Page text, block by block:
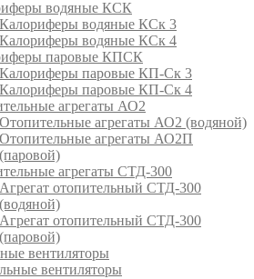
водяные КСК
Калориферы водяные КСк 3
Калориферы водяные КСк 4
паровые КПСК
Калориферы паровые КП-Ск 3
Калориферы паровые КП-Ск 4
агрегаты АО2
Отопительные агрегаты АО2 (водяной)
Отопительные агрегаты АО2П
(паровой)
агрегаты СТД-300
Агрегат отопительный СТД-300
(водяной)
Агрегат отопительный СТД-300
(паровой)
вентиляторы
вентиляторы